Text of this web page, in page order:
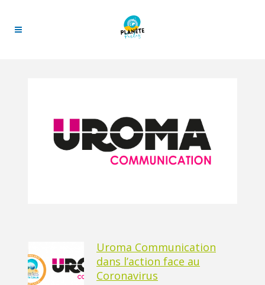
Uroma Communication
dans l’action face au
Coronavirus